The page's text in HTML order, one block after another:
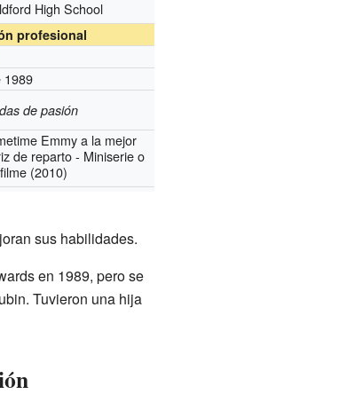
High School
profesional
1989
de pasión
Emmy a la mejor
de reparto - Miniserie o
(2010)
sus habilidades.
en 1989, pero se
Tuvieron una hija